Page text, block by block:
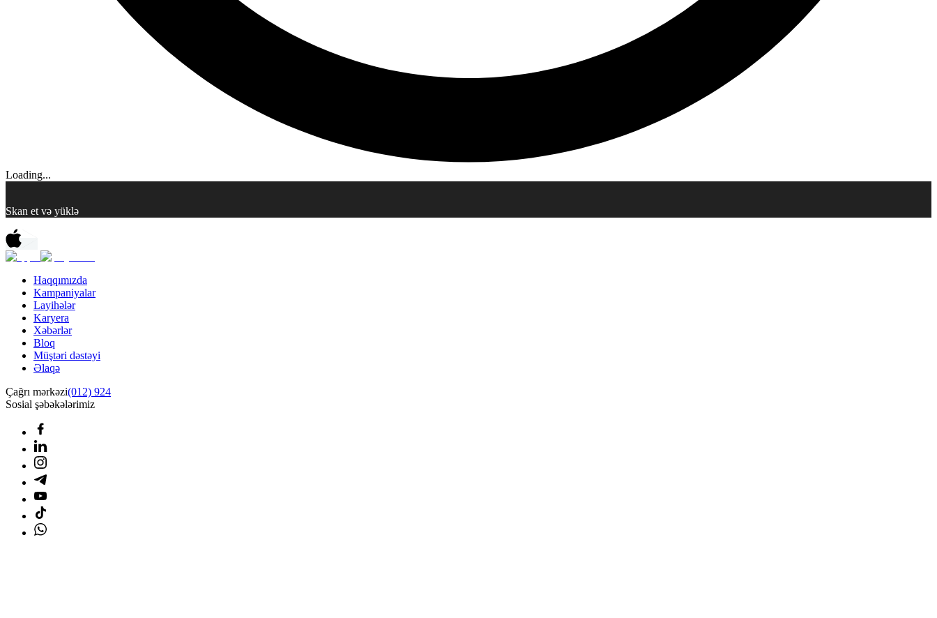
Loading...
Skan et və yüklə
Haqqımızda
Kampaniyalar
Layihələr
Karyera
Xəbərlər
Bloq
Müştəri dəstəyi
Əlaqə
Çağrı mərkəzi(012) 924
Sosial şəbəkələrimiz